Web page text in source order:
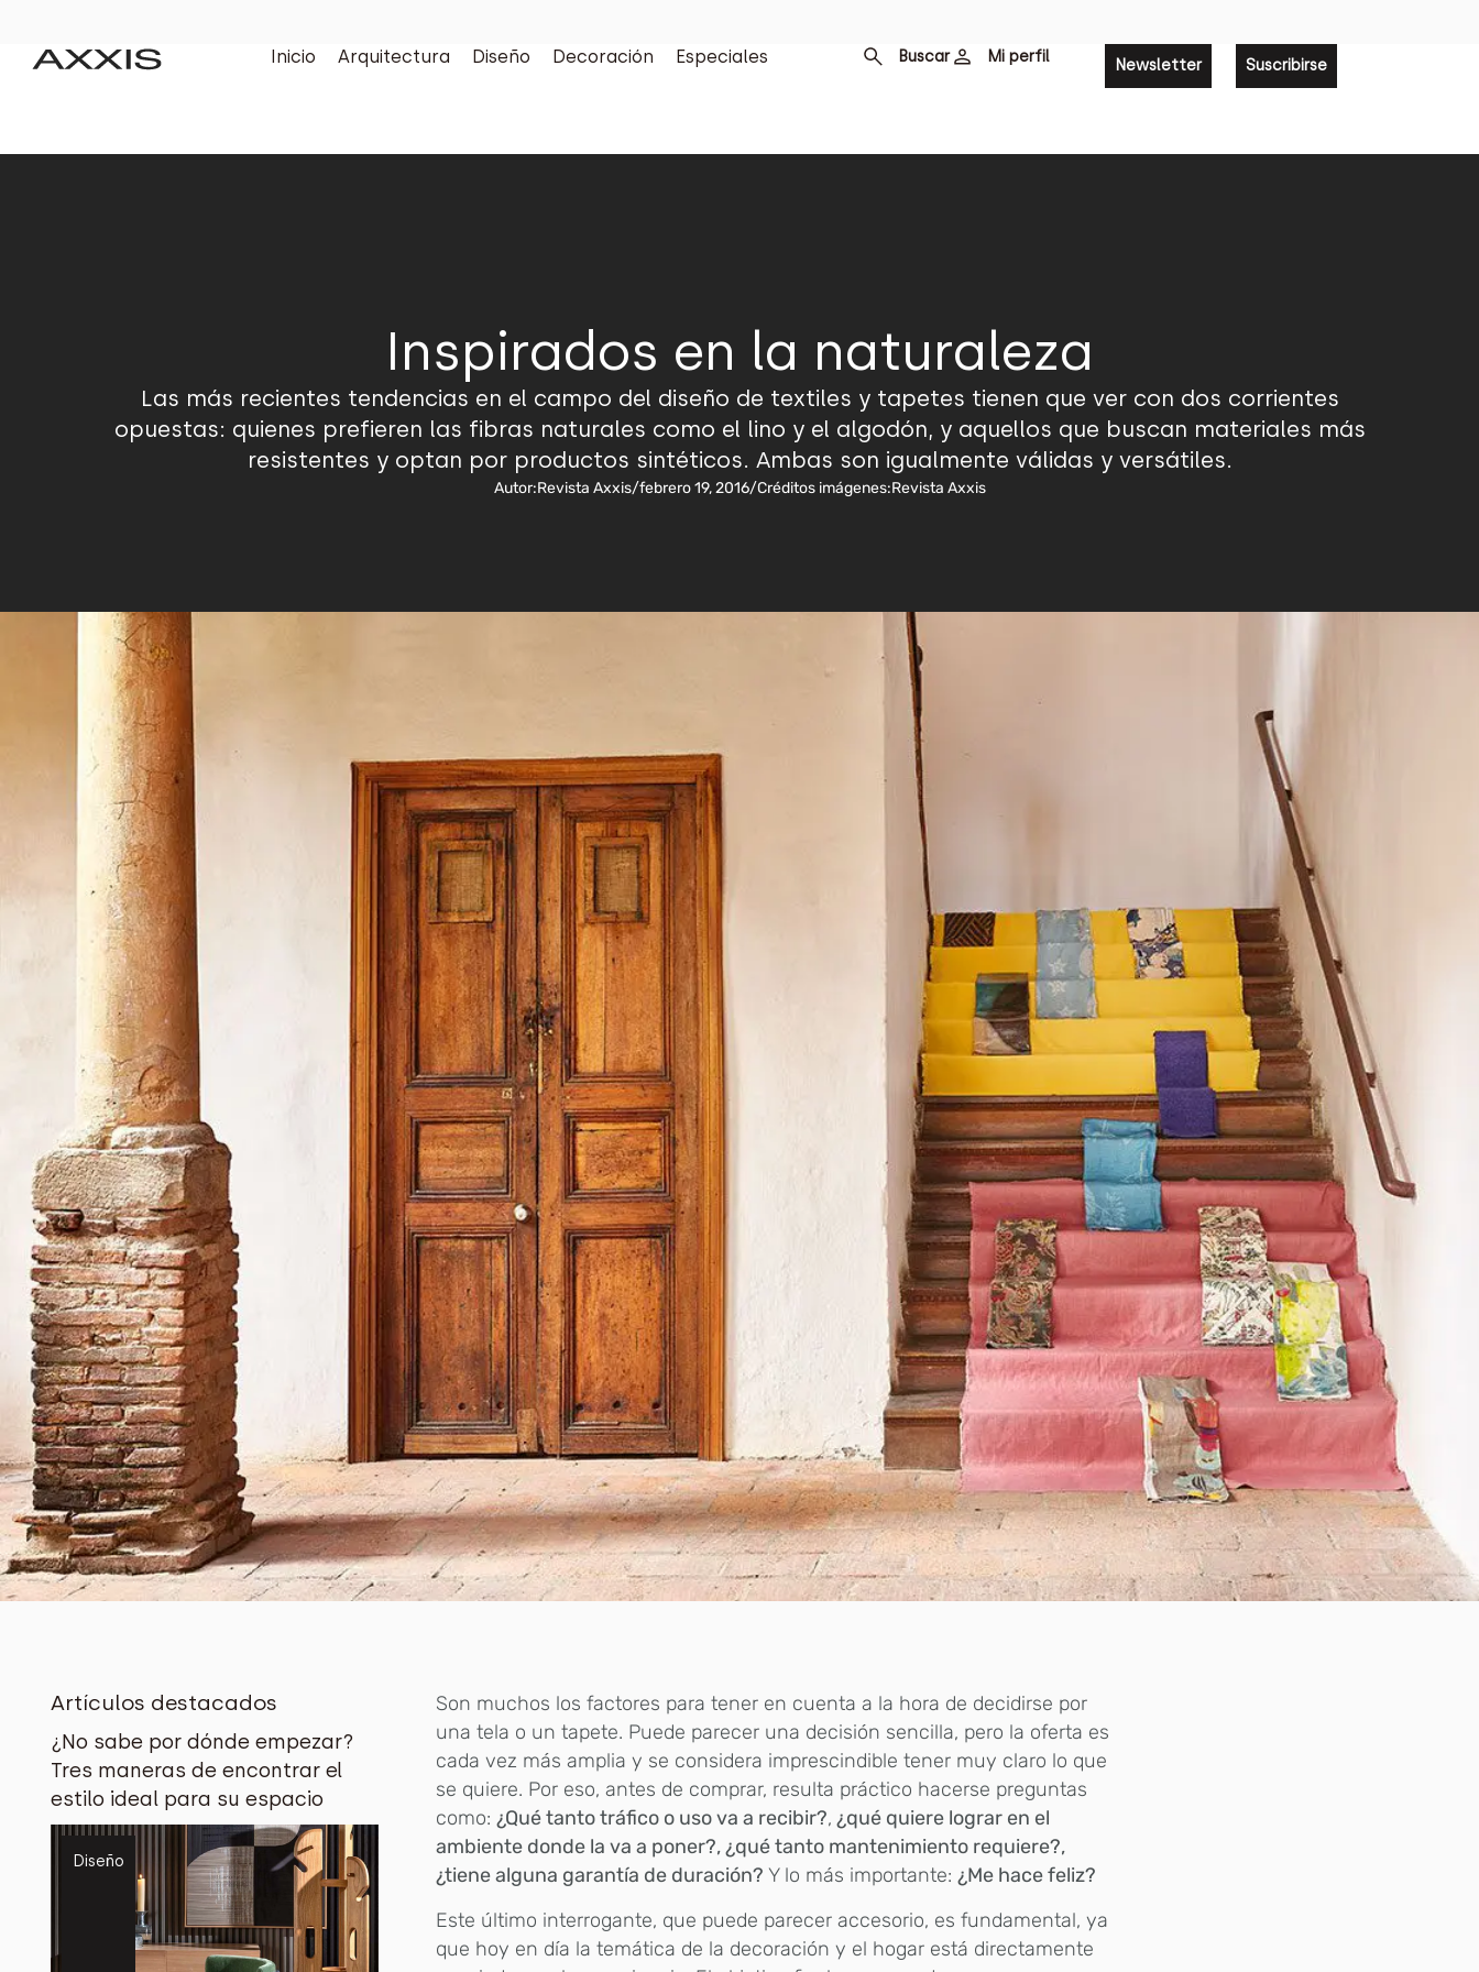
Inicio Arquitectura Diseño Decoración Especiales Buscar Mi perfil Newsletter Suscribirse
Inspirados en la naturaleza
Las más recientes tendencias en el campo del diseño de textiles y tapetes tienen que ver con dos corrientes
opuestas: quienes prefieren las fibras naturales como el lino y el algodón, y aquellos que buscan materiales más
resistentes y optan por productos sintéticos. Ambas son igualmente válidas y versátiles.
Autor:Revista Axxis/febrero 19, 2016/Créditos imágenes:Revista Axxis
Artículos destacados
¿No sabe por dónde empezar?
Tres maneras de encontrar el
estilo ideal para su espacio
Diseño
Son muchos los factores para tener en cuenta a la hora de decidirse por
una tela o un tapete. Puede parecer una decisión sencilla, pero la oferta es
cada vez más amplia y se considera imprescindible tener muy claro lo que
se quiere. Por eso, antes de comprar, resulta práctico hacerse preguntas
como:¿Qué tanto tráfico o uso va a recibir?, ¿qué quiere lograr en el
ambiente donde la va a poner?, ¿qué tanto mantenimiento requiere?,
¿tiene alguna garantía de duración? Y lo más importante:¿Me hace feliz?
Este último interrogante, que puede parecer accesorio, es fundamental, ya
que hoy en día la temática de la decoración y el hogar está directamente